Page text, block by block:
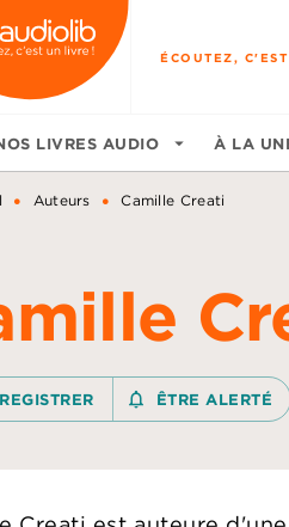
RECHERCHE
ÉCOUTEZ,
LIVRES AUDIO arrow_drop_down À LA
• Auteurs • Camille Creati
ÊTRE ALERTÉ